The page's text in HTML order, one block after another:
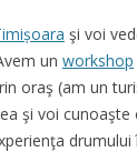
şi voi
un workshop
oraş (am un
şi voi cunoaşte